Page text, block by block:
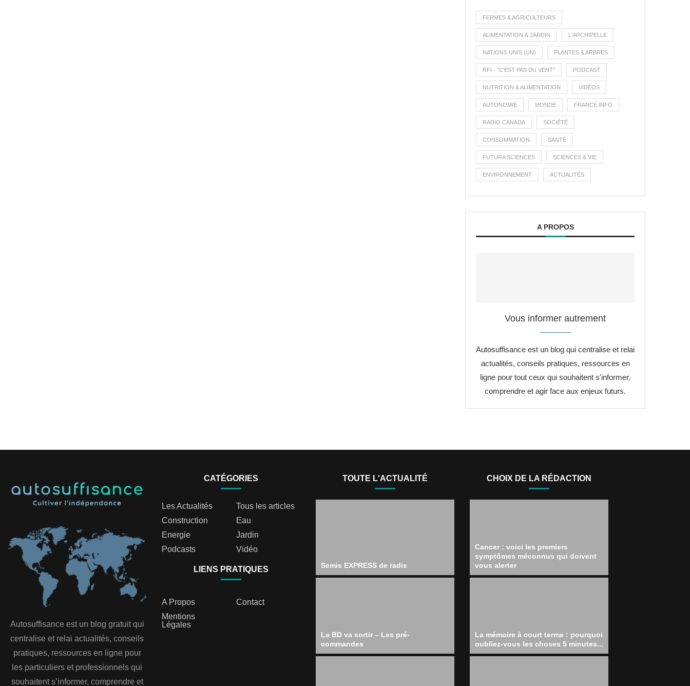
FERMES & AGRICULTEURS
ALIMENTATION & JARDIN L'ARCHIPELLE
NATIONS UNIS (UN) PLANTES & ARBRES
RFI - "C'EST PAS DU VENT" PODCAST
NUTRITION & ALIMENTATION VIDÉOS
AUTONOMIE MONDE FRANCE INFO
RADIO CANADA SOCIÉTÉ
CONSOMMATION SANTÉ
FUTURA SCIENCES SCIENCES & VIE
ENVIRONNEMENT ACTUALITÉS
A PROPOS
Vous informer autrement
Autosuffisance est un blog qui centralise et relai
actualités, conseils pratiques, ressources en
ligne pour tout ceux qui souhaitent s'informer,
comprendre et agir face aux enjeux futurs.
Autosuffisance est un blog gratuit qui
centralise et relai actualités, conseils
pratiques, ressources en ligne pour
les particuliers et professionnels qui
souhaitent s’informer, comprendre et
CATÉGORIES
Les Actualités
Tous les articles
Construction
Eau
Energie
Jardin
Podcasts
Vidéo
LIENS PRATIQUES
A Propos
Contact
Mentions
Légales
TOUTE L'ACTUALITÉ
Semis EXPRESS de radis
La BD va sortir – Les pré-
commandes
CHOIX DE LA RÉDACTION
Cancer : voici les premiers
symptômes méconnus qui doivent
vous alerter
La mémoire à court terme : pourquoi
oubliez-vous les choses 5 minutes...